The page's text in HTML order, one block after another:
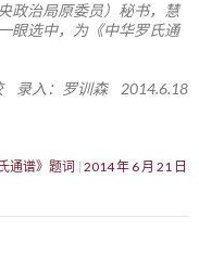
政治局原委员）秘书，慧
眼选中，为《中华罗氏通
录入：罗训森 2014.6.18
通谱》题词 2014 年 6 月 21 日